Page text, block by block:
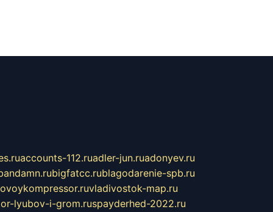
accounts-112.ruadler-jun.ruadonyev.ru
bigfatcc.rublagodarenie-spb.ru
vladivostok-map.ru
lyubov-i-grom.ruspayderhed-2022.ru